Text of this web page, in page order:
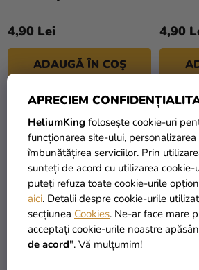
APRECIEM
HeliumKing folosește cookie-uri
funcționarea site-ului,
îmbunătățirea serviciilor. Prin
sunteți de acord cu utilizarea cookie-
puteți refuza toate cookie-urile
aici. Detalii despre cookie-urile
secțiunea Cookies. Ne-ar face mare
acceptați cookie-urile noastre
de acord". Vă mulțumim!
4,90 Lei
ADAUGĂ ÎN COŞ
4,90